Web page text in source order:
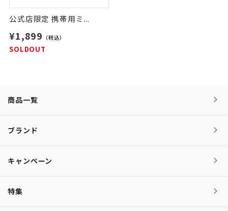
公式店限定 携帯用ミ...
¥1,899 （税込）
SOLDOUT
商品一覧
ブランド
キャンペーン
特集